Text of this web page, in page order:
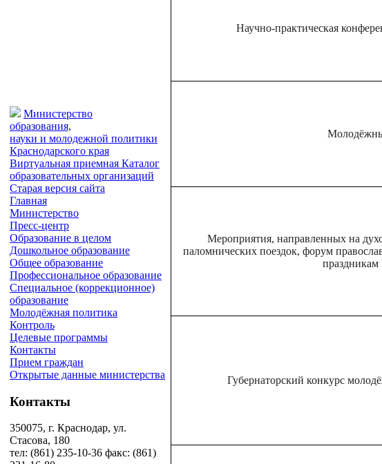
Министерство
образования,
науки и молодежной политики
Краснодарского края
Виртуальная приемная Каталог
образовательных организаций
Старая версия сайта
Главная
Министерство
Пресс-центр
Образование в целом
Дошкольное образование
Общее образование
Профессиональное образование
Специальное (коррекционное)
образование
Молодёжная политика
Контроль
Целевые программы
Контакты
Прием граждан
Открытые данные министерства
Контакты
350075, г. Краснодар, ул.
Стасова, 180
тел: (861) 235-10-36 факс: (861)
Научно-практическая
Мероприятия, направленных на
паломнических поездок, форум
праздникам
Губернаторский конкурс